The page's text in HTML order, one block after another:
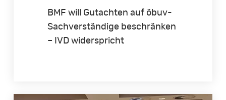
BMF will Gutachten auf öbuv-
Sachverständige beschränken
– IVD widerspricht